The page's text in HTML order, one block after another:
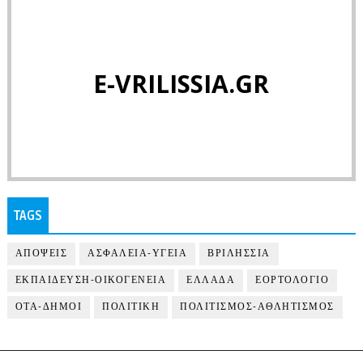
E-VRILISSIA.GR
TAGS
ΑΠΟΨΕΙΣ ΑΣΦΑΛΕΙΑ-ΥΓΕΙΑ ΒΡΙΛΗΣΣΙΑ
ΕΚΠΑΙΔΕΥΣΗ-ΟΙΚΟΓΕΝΕΙΑ ΕΛΛΑΔΑ ΕΟΡΤΟΛΟΓΙΟ
ΟΤΑ-ΔΗΜΟΙ ΠΟΛΙΤΙΚΗ ΠΟΛΙΤΙΣΜΟΣ-ΑΘΛΗΤΙΣΜΟΣ